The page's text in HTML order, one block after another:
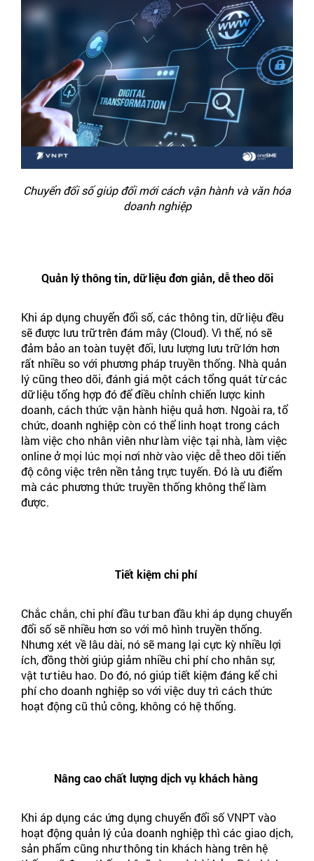
Chuyển đổi số giúp đổi mới cách vận hành và văn hóa
doanh nghiệp
Quản lý thông tin, dữ liệu đơn giản, dễ theo dõi
Khi áp dụng chuyển đổi số, các thông tin, dữ liệu đều
sẽ được lưu trữ trên đám mây (Cloud). Vì thế, nó sẽ
đảm bảo an toàn tuyệt đối, lưu lượng lưu trữ lớn hơn
rất nhiều so với phương pháp truyền thống. Nhà quản
lý cũng theo dõi, đánh giá một cách tổng quát từ các
dữ liệu tổng hợp đó để điều chỉnh chiến lược kinh
doanh, cách thức vận hành hiệu quả hơn. Ngoài ra, tổ
chức, doanh nghiệp còn có thể linh hoạt trong cách
làm việc cho nhân viên như làm việc tại nhà, làm việc
online ở mọi lúc mọi nơi nhờ vào việc dễ theo dõi tiến
độ công việc trên nền tảng trực tuyến. Đó là ưu điểm
mà các phương thức truyền thống không thể làm
được.
Tiết kiệm chi phí
Chắc chắn, chi phí đầu tư ban đầu khi áp dụng chuyển
đổi số sẽ nhiều hơn so với mô hình truyền thống.
Nhưng xét về lâu dài, nó sẽ mang lại cực kỳ nhiều lợi
ích, đồng thời giúp giảm nhiều chi phí cho nhân sự,
vật tư tiêu hao. Do đó, nó giúp tiết kiệm đáng kể chi
phí cho doanh nghiệp so với việc duy trì cách thức
hoạt động cũ thủ công, không có hệ thống.
Nâng cao chất lượng dịch vụ khách hàng
Khi áp dụng các ứng dụng chuyển đổi số VNPT vào
hoạt động quản lý của doanh nghiệp thì các giao dịch,
sản phẩm cũng như thông tin khách hàng trên hệ